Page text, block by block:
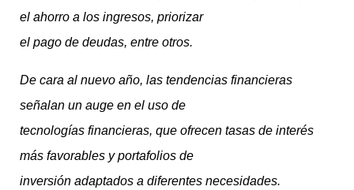
el ahorro a los ingresos, priorizar
el pago de deudas, entre otros.
De cara al nuevo año, las tendencias financieras
señalan un auge en el uso de
tecnologías financieras, que ofrecen tasas de interés
más favorables y portafolios de
inversión adaptados a diferentes necesidades.